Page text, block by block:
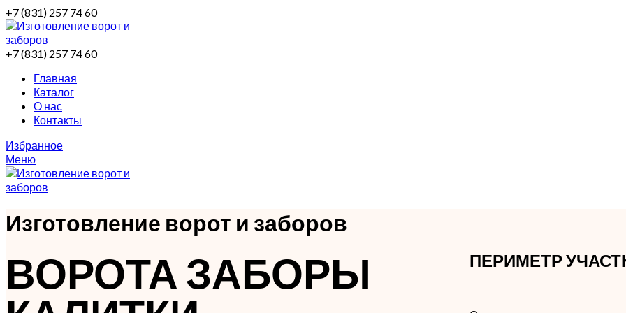
+7 (831) 257 74 60
+7 (831) 257 74 60
Главная
Каталог
О нас
Контакты
Избранное
Меню
Изготовление ворот и заборов
ВОРОТА ЗАБОРЫ
ПЕРИМЕТР